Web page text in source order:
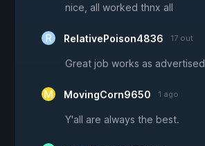
nice, all worked thnx all
RelativePoison4836 17 out
Great job works as advertised
MovingCorn9650 1 ago
Y'all are always the best.